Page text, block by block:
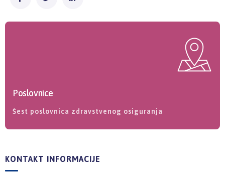
Poslovnice
Šest poslovnica zdravstvenog osiguranja
KONTAKT INFORMACIJE